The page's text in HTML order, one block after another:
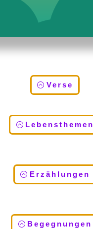
Verse
Lebensthemen
Erzählungen
Begegnungen